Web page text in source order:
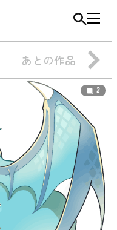
あとの作品
2